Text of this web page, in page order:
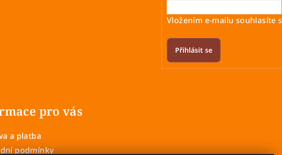
Vložením e-mailu souhlasíte s
Přihlásit se
pro vás
a platba
podmínky